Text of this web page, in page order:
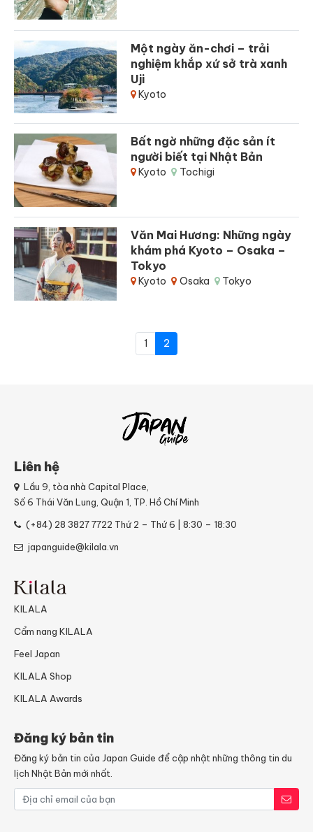
Một ngày ăn-chơi – trải
nghiệm khắp xứ sở trà xanh
Uji
Kyoto
Bất ngờ những đặc sản ít
người biết tại Nhật Bản
Kyoto Tochigi
Văn Mai Hương: Những ngày
khám phá Kyoto – Osaka –
Tokyo
Kyoto Osaka Tokyo
Page
1 Current Page
2
Liên hệ
Lầu 9, tòa nhà Capital Place,
Số 6 Thái Văn Lung, Quận 1, TP. Hồ Chí Minh
(+84) 28 3827 7722 Thứ 2 – Thứ 6 | 8:30 – 18:30
japanguide@kilala.vn
KILALA
Cẩm nang KILALA
Feel Japan
KILALA Shop
KILALA Awards
Đăng ký bản tin
Đăng ký bản tin của Japan Guide để cập nhật những thông tin du
lịch Nhật Bản mới nhất.